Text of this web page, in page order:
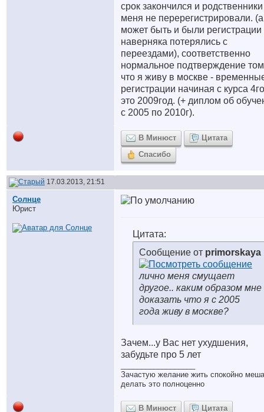
срок закончился и родственники
меня не перерегистрировали. (а
может быть и были регистрации
наверняка потерялись с
переездами), соответственно
нормальное подтверждение
что я живу в москве -
регистрации начиная с курса
это 2009год. (+ диплом об
с 2005 по 2010г).
В Минюст
Цитата
Спасибо
17.03.2013, 21:51
Солнце
Юрист
Цитата:
Сообщение от primorskaya
лично меня смущает
другое.. каким образом мне
доказать что я с 2005
года живу в москве?
Зачем...у Вас нет ухудшения,
забудьте про 5 лет
Зачастую желание жить спокойно
делать это полноценно
В Минюст
Цитата